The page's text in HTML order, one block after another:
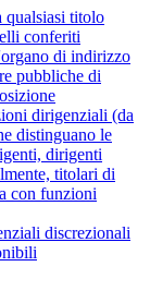
qualsiasi titolo
conferiti
di indirizzo
pubbliche di
dirigenziali (da
distinguano le
dirigenti
titolari di
con funzioni
discrezionali